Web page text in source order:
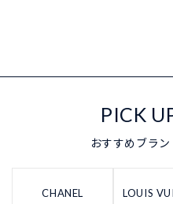
PICK
おすすめブラ
CHANEL LOUIS